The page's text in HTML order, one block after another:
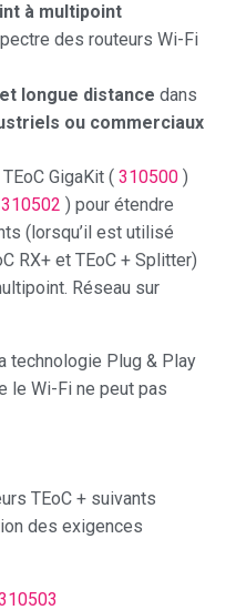
à multipoint
des routeurs Wi-Fi
longue distance dans
ou commerciaux
GigaKit ( 310500 )
310502 ) pour étendre
(lorsqu’il est utilisé
RX+ et TEoC + Splitter)
Réseau sur
technologie Plug & Play
le Wi-Fi ne peut pas
TEoC + suivants
des exigences